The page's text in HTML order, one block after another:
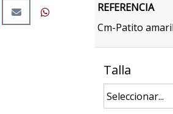
REFERENCIA
Cm-Patito
Talla